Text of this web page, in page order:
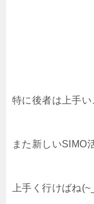
特に後者は上手い
また新しいSIMO
上手く行けばね